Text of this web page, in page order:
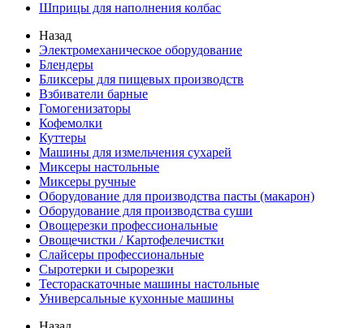
Шприцы для наполнения колбас
Назад
Электромеханическое оборудование
Блендеры
Бликсеры для пищевых производств
Взбиватели барные
Гомогенизаторы
Кофемолки
Куттеры
Машины для измельчения сухарей
Миксеры настольные
Миксеры ручные
Оборудование для производства пасты (макарон)
Оборудование для производства суши
Овощерезки профессиональные
Овощечистки / Картофелечистки
Слайсеры профессиональные
Сыротерки и сырорезки
Тестораскаточные машины настольные
Универсальные кухонные машины